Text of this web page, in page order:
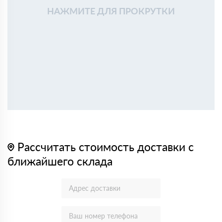
НАЖМИТЕ ДЛЯ ПРОКРУТКИ
Рассчитать стоимость доставки с
ближайшего склада